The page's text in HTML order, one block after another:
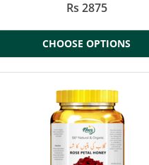
Rs 2875
CHOOSE OPTIONS